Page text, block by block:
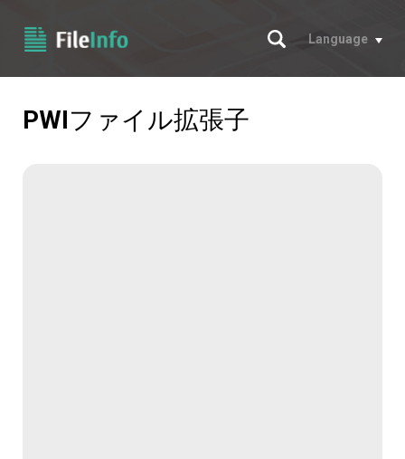
サーチ
Language
PWIファイル拡張子